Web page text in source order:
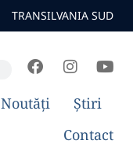
TRANSILVANIA SUD
Noutăți
Știri
Contact